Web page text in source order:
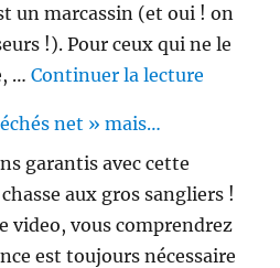
un marcassin (et oui ! on
!). Pour ceux qui ne le
…Continuer la lecture
net » mais…
garantis avec cette
aux gros sangliers !
video, vous comprendrez
est toujours nécessaire